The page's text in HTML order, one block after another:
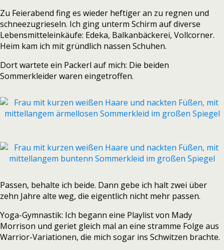
Zu Feierabend fing es wieder heftiger an zu regnen und
schneezugrieseln. Ich ging unterm Schirm auf diverse
Lebensmitteleinkäufe: Edeka, Balkanbäckerei, Vollcorner.
Heim kam ich mit gründlich nassen Schuhen.
Dort wartete ein Packerl auf mich: Die beiden
Sommerkleider waren eingetroffen.
Passen, behalte ich beide. Dann gebe ich halt zwei über
zehn Jahre alte weg, die eigentlich nicht mehr passen.
Yoga-Gymnastik: Ich begann eine Playlist von Mady
Morrison und geriet gleich mal an eine stramme Folge aus
Warrior-Variationen, die mich sogar ins Schwitzen brachte.